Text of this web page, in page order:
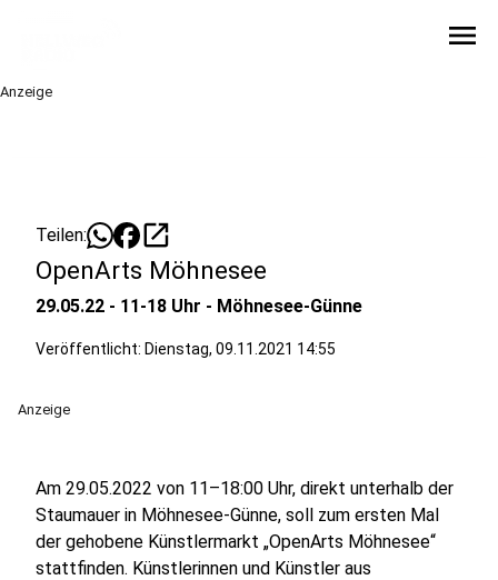
menu
Anzeige
Teilen: open_in_new
OpenArts Möhnesee
29.05.22 - 11-18 Uhr - Möhnesee-Günne
Veröffentlicht: Dienstag, 09.11.2021 14:55
Anzeige
Am 29.05.2022 von 11–18:00 Uhr, direkt unterhalb der
Staumauer in Möhnesee-Günne, soll zum ersten Mal
der gehobene Künstlermarkt „OpenArts Möhnesee“
stattfinden. Künstlerinnen und Künstler aus